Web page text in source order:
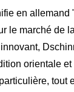
en allemand
le marché de
orientale
tout